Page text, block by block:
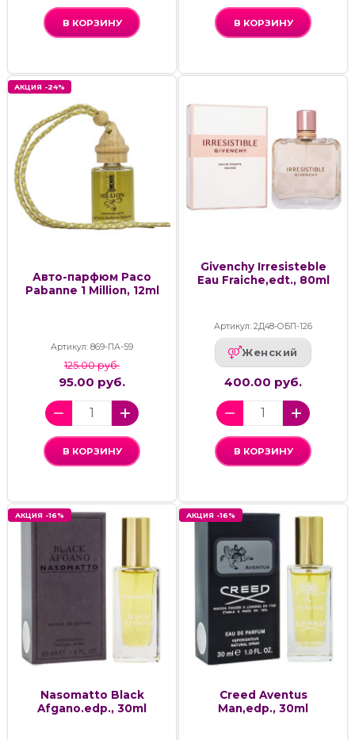
В КОРЗИНУ В КОРЗИНУ
АКЦИЯ -24%
Авто-парфюм Paco
Pabanne 1 Million, 12ml
Артикул: 869-ПА-59
125.00 руб.
95.00 руб.
В КОРЗИНУ
Givenchy Irresisteble
Eau Fraiche,edt., 80ml
Артикул: 2Д48-ОБП-126
Женский
400.00 руб.
В КОРЗИНУ
АКЦИЯ -16%
Nasomatto Black
Afgano.edp., 30ml
АКЦИЯ -16%
Creed Aventus
Man,edp., 30ml